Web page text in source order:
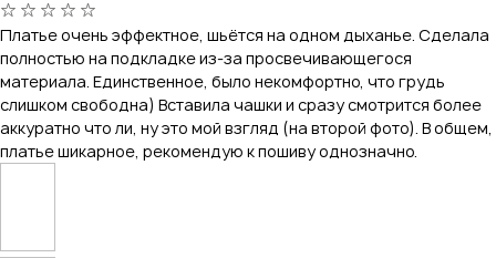
Платье очень эффектное, шьётся на одном дыханье. Сделала
полностью на подкладке из-за просвечивающегося
материала. Единственное, было некомфортно, что грудь
слишком свободна) Вставила чашки и сразу смотрится более
аккуратно что ли, ну это мой взгляд (на второй фото). В общем,
платье шикарное, рекомендую к пошиву однозначно.